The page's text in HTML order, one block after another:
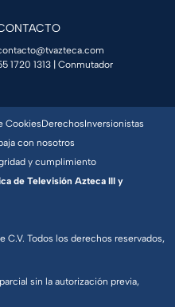
1720 1313 | Conmutador
C.V. Todos los derechos reservados,
sin la autorización previa,
CookiesDerechosInversionistas
con nosotros
y cumplimiento
de Televisión Azteca III y